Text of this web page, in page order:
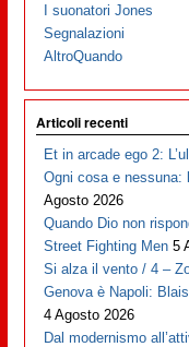
I suonatori Jones
Segnalazioni
AltroQuando
Articoli recenti
Et in arcade ego 2:
Ogni cosa e nessuna:
Agosto 2026
Quando Dio non
Street Fighting Men 5
Si alza il vento / 4 –
Genova è Napoli:
4 Agosto 2026
Dal modernismo